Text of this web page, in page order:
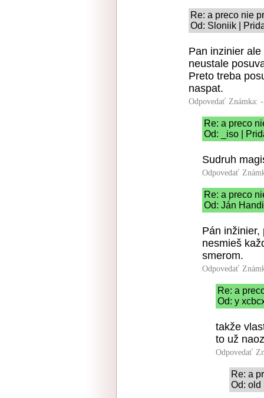
Re: a preco nie
Od: Sloniik |
Pan inzinier
neustale
Preto treba
naspat.
Odpovedať Známka:
Re: a preco
Od: _iso |
Sudruh
Odpovedať
Re: a preco
Od: Ján
Pán
nesmieš
smerom.
Odpovedať
Re: a
Od: y
takže
to už
Odpovedať
Re: a
Od: old